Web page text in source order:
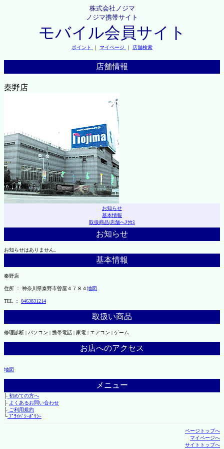
株式会社ノジマ
ノジマ携帯サイト
モバイル会員サイト
ポイント ｜ マイページ ｜ 店舗検索
店舗情報
秦野店
お知らせ
基本情報
取扱商品|店舗へｱｸｾｽ
お知らせ
お知らせはありません。
基本情報
秦野店
住所 ： 神奈川県秦野市曽屋４７８４地図
TEL ： 0463831214
取扱い商品
修理診断 | パソコン | 携帯電話 | 家電 | エアコン | ゲーム
お店へのアクセス
地図
メニュー
├初めての方へ
├ よくあるお問い合わせ
├ご利用規約
└ﾌﾟﾗｲﾊﾞｼｰﾎﾟﾘｼｰ
ページトップへ
マイページへ
サイトトップへ